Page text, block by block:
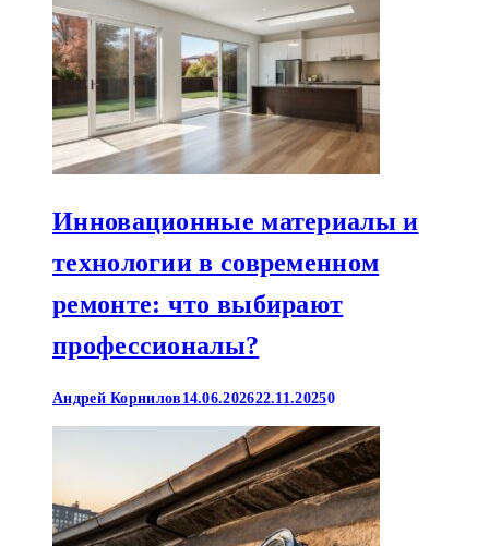
Инновационные материалы и
технологии в современном
ремонте: что выбирают
профессионалы?
Андрей Корнилов 14.06.202622.11.20250